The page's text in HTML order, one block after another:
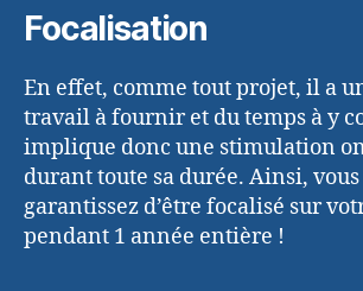
Focalisation
En effet, comme tout projet, il a
travail à fournir et du temps à y
implique donc une stimulation
durant toute sa durée. Ainsi, vous
garantissez d’être focalisé sur
pendant 1 année entière !